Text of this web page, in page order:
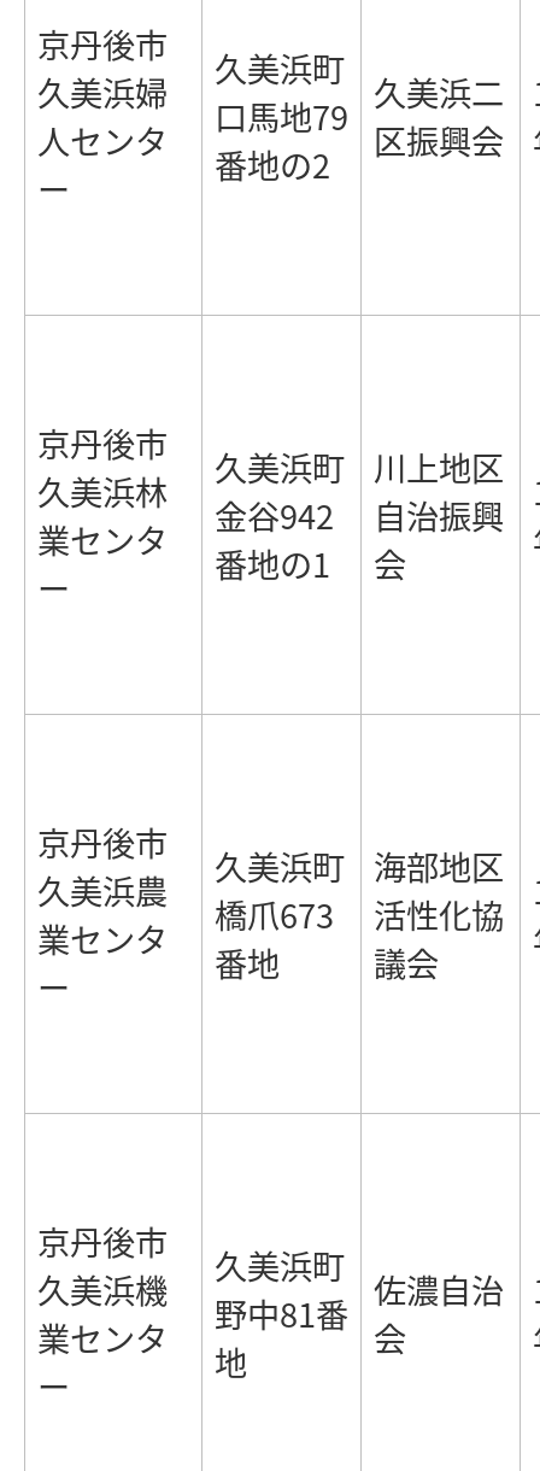
京丹後市
久美浜婦
人センタ
ー
久美浜町
口馬地79
番地の2
久美浜二
区振興会
京丹後市
久美浜林
業センタ
ー
久美浜町
金谷942
番地の1
川上地区
自治振興
会
京丹後市
久美浜農
業センタ
ー
久美浜町
橋爪673
番地
海部地区
活性化協
議会
京丹後市
久美浜機
業センタ
ー
久美浜町
野中81番
地
佐濃自治
会